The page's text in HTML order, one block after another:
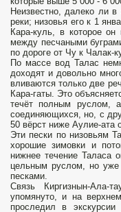
Неизвестно, далеко ли в
реки; низовья его к 1
Кара-куль, в которое он
между песчаными
по дороге от Чу к Чалак-
По массе вод Талас
доходят и довольно
вливаются только две
Кара-гаты. Это
течёт полным руслом,
соединяющихся, но, с
50 вёрст ниже Аулие-ата
Эти пески по низовьям
хорошие зимовки и
нижнее течение Таласа
цельным руслом, но
песками.
Связь Киргизнын-Ала-
упомянуто, и на
проследил в